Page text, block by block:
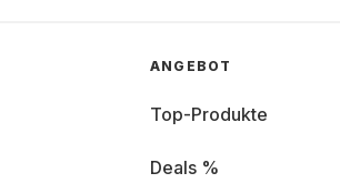
ANGEBOT
Top-Produkte
Deals %